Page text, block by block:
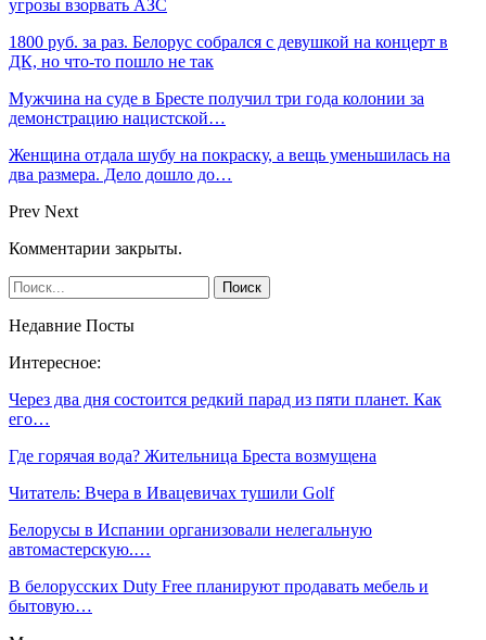
угрозы взорвать АЗС
1800 руб. за раз. Белорус собрался с девушкой на концерт в
ДК, но что-то пошло не так
Мужчина на суде в Бресте получил три года колонии за
демонстрацию нацистской…
Женщина отдала шубу на покраску, а вещь уменьшилась на
два размера. Дело дошло до…
Prev Next
Комментарии закрыты.
Недавние Посты
Интересное:
Через два дня состоится редкий парад из пяти планет. Как
его…
Где горячая вода? Жительница Бреста возмущена
Читатель: Вчера в Ивацевичах тушили Golf
Белорусы в Испании организовали нелегальную
автомастерскую.…
В белорусских Duty Free планируют продавать мебель и
бытовую…